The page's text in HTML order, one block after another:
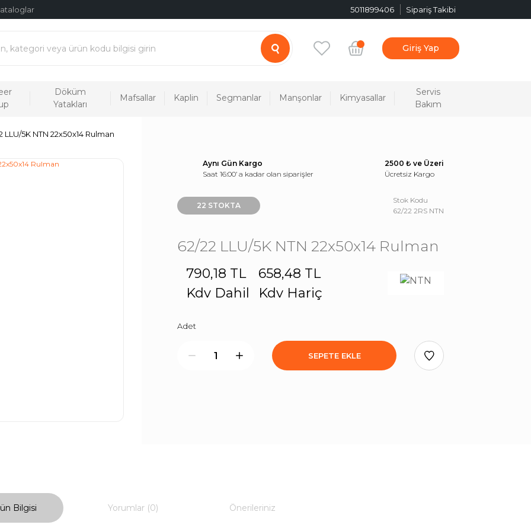
5011899406 Sipariş Takibi
Giriş Yap
Döküm
Yatakları
Mafsallar Kaplin Segmanlar Manşonlar Kimyasallar
Servis
Bakım
LLU/5K NTN 22x50x14 Rulman
Aynı Gün Kargo
Saat 16:00’ a kadar olan siparişler
2500 ₺ ve Üzeri
Ücretsiz Kargo
22 STOKTA
Stok Kodu
62/22 2RS NTN
62/22 LLU/5K NTN 22x50x14 Rulman
790,18 TL
Kdv Dahil
658,48 TL
Kdv Hariç
Adet
SEPETE EKLE
Bilgisi Yorumlar (0) Önerileriniz